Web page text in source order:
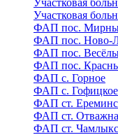
Участковая
Участковая
ФАП пос.
ФАП пос. Ново-
ФАП пос.
ФАП пос.
ФАП с. Горное
ФАП с. Гофицкое
ФАП ст.
ФАП ст.
ФАП ст.